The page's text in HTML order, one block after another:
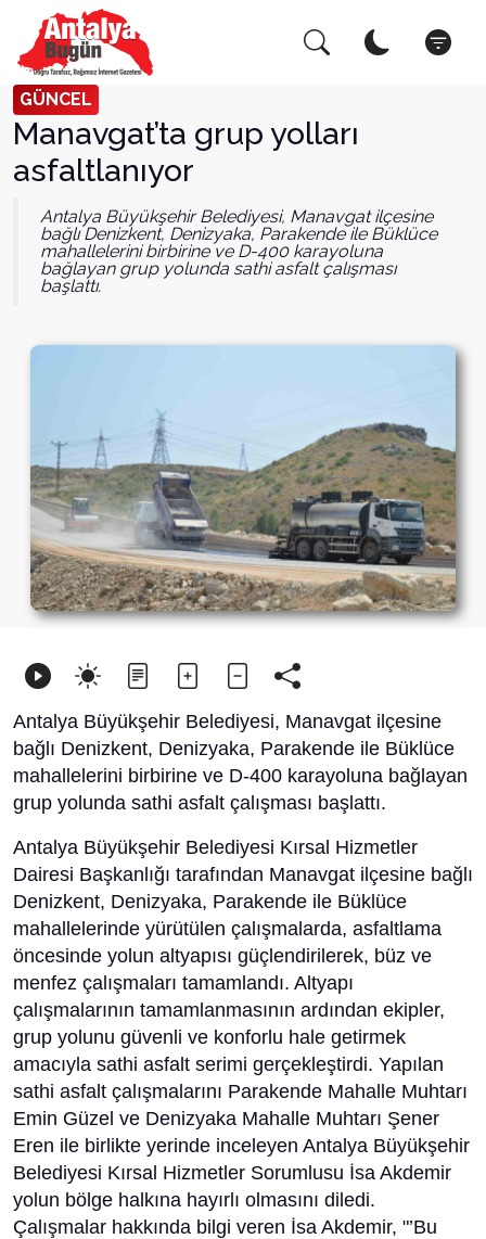
GÜNCEL
Manavgat’ta grup yolları
asfaltlanıyor
Antalya Büyükşehir Belediyesi, Manavgat ilçesine
bağlı Denizkent, Denizyaka, Parakende ile Büklüce
mahallelerini birbirine ve D-400 karayoluna
bağlayan grup yolunda sathi asfalt çalışması
başlattı.
Antalya Büyükşehir Belediyesi, Manavgat ilçesine
bağlı Denizkent, Denizyaka, Parakende ile Büklüce
mahallelerini birbirine ve D-400 karayoluna bağlayan
grup yolunda sathi asfalt çalışması başlattı.
Antalya Büyükşehir Belediyesi Kırsal Hizmetler
Dairesi Başkanlığı tarafından Manavgat ilçesine bağlı
Denizkent, Denizyaka, Parakende ile Büklüce
mahallelerinde yürütülen çalışmalarda, asfaltlama
öncesinde yolun altyapısı güçlendirilerek, büz ve
menfez çalışmaları tamamlandı. Altyapı
çalışmalarının tamamlanmasının ardından ekipler,
grup yolunu güvenli ve konforlu hale getirmek
amacıyla sathi asfalt serimi gerçekleştirdi. Yapılan
sathi asfalt çalışmalarını Parakende Mahalle Muhtarı
Emin Güzel ve Denizyaka Mahalle Muhtarı Şener
Eren ile birlikte yerinde inceleyen Antalya Büyükşehir
Belediyesi Kırsal Hizmetler Sorumlusu İsa Akdemir
yolun bölge halkına hayırlı olmasını diledi.
Çalışmalar hakkında bilgi veren İsa Akdemir, "’Bu
Arama Yap! Kapat